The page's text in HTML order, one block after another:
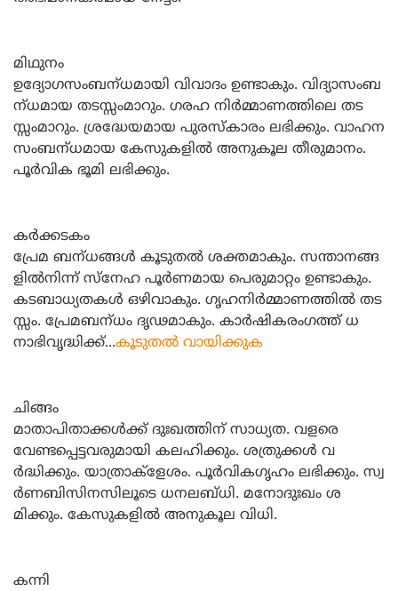
മിഥുനം
ഉദ്യോഗസംബന്‌ധമായി വിവാദം ഉണ്ടാകും. വിദ്യാസംബ
ന്‌ധമായ തടസ്സംമാറും. ഗരഹ നിര്‍മ്മാണത്തിലെ തട
സ്സംമാറും. ശ്രദ്ധേയമായ പുരസ്കാരം ലഭിക്കും. വാഹന
സംബന്‌ധമായ കേസുകളില്‍ അനുകൂല തീരുമാനം.
പൂര്‍വിക ഭൂമി ലഭിക്കും.
കര്‍ക്കടകം
പ്രേമ ബന്‌ധങ്ങള്‍ കൂടുതല്‍ ശക്തമാകും. സന്താനങ്ങ
ളില്‍നിന്ന്‌ സ്‌നേഹ പൂര്‍ണമായ പെരുമാറ്റം ഉണ്ടാകും.
കടബാധ്യതകള്‍ ഒഴിവാകും. ഗൃഹനിര്‍മ്മാണത്തില്‍ തട
സ്സം. പ്രേമബന്‌ധം ദൃഢമാകും. കാര്‍ഷികരംഗത്ത്‌ ധ
നാഭിവൃദ്ധിക്ക്‌...കൂടുതല്‍ വായിക്കുക
ചിങ്ങം
മാതാപിതാക്കള്‍ക്ക്‌ ദുഃഖത്തിന്‌ സാധ്യത. വളരെ
വേണ്ടപ്പെട്ടവരുമായി കലഹിക്കും. ശത്രുക്കള്‍ വ
ര്‍ദ്ധിക്കും. യാത്രാക്‌ളേശം. പൂര്‍വികഗൃഹം ലഭിക്കും. സ്വ
ര്‍ണബിസിനസിലൂടെ ധനലബ്‌ധി. മനോദുഃഖം ശ
മിക്കും. കേസുകളില്‍ അനുകൂല വിധി.
കന്നി